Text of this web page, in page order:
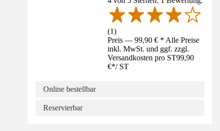
(1)
Preis — 99,90 € * Alle Preise
inkl. MwSt. und ggf. zzgl.
Versandkosten pro ST99,90
€*/ ST
Online bestellbar
Reservierbar